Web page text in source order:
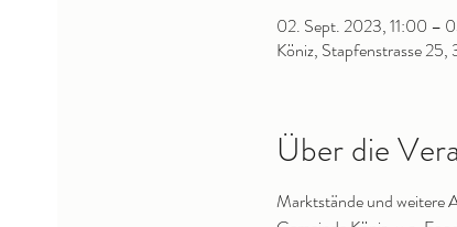
02. Sept. 2023, 11:00 –
Köniz, Stapfenstrasse
Über die
Marktstände und weitere